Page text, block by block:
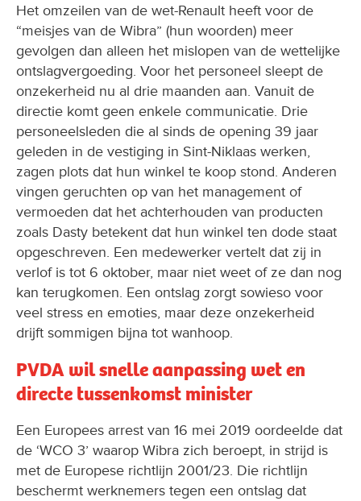
Het omzeilen van de wet-Renault heeft voor de
“meisjes van de Wibra” (hun woorden) meer
gevolgen dan alleen het mislopen van de wettelijke
ontslagvergoeding. Voor het personeel sleept de
onzekerheid nu al drie maanden aan. Vanuit de
directie komt geen enkele communicatie. Drie
personeelsleden die al sinds de opening 39 jaar
geleden in de vestiging in Sint-Niklaas werken,
zagen plots dat hun winkel te koop stond. Anderen
vingen geruchten op van het management of
vermoeden dat het achterhouden van producten
zoals Dasty betekent dat hun winkel ten dode staat
opgeschreven. Een medewerker vertelt dat zij in
verlof is tot 6 oktober, maar niet weet of ze dan nog
kan terugkomen. Een ontslag zorgt sowieso voor
veel stress en emoties, maar deze onzekerheid
drijft sommigen bijna tot wanhoop.
PVDA wil snelle aanpassing wet en
directe tussenkomst minister
Een Europees arrest van 16 mei 2019 oordeelde dat
de ‘WCO 3’ waarop Wibra zich beroept, in strijd is
met de Europese richtlijn 2001/23. Die richtlijn
beschermt werknemers tegen een ontslag dat